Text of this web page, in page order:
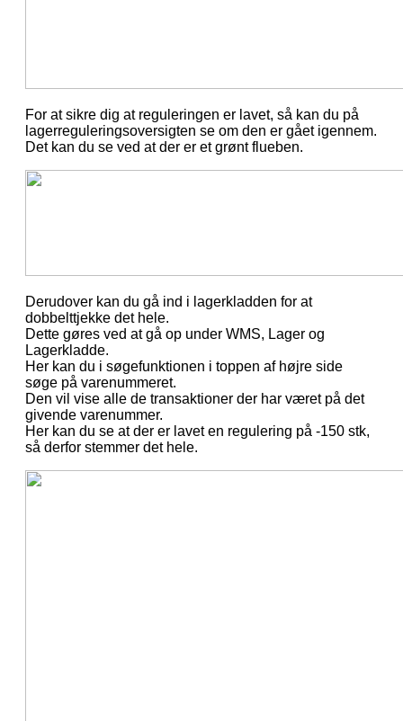
For at sikre dig at reguleringen er lavet, så kan du på
lagerreguleringsoversigten se om den er gået igennem.
Det kan du se ved at der er et grønt flueben.
Derudover kan du gå ind i lagerkladden for at
dobbelttjekke det hele.
Dette gøres ved at gå op under WMS, Lager og
Lagerkladde.
Her kan du i søgefunktionen i toppen af højre side
søge på varenummeret.
Den vil vise alle de transaktioner der har været på det
givende varenummer.
Her kan du se at der er lavet en regulering på -150 stk,
så derfor stemmer det hele.